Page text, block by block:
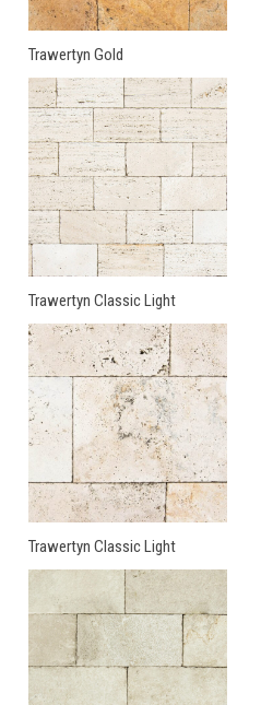
Trawertyn Gold
Trawertyn Classic Light
Trawertyn Classic Light